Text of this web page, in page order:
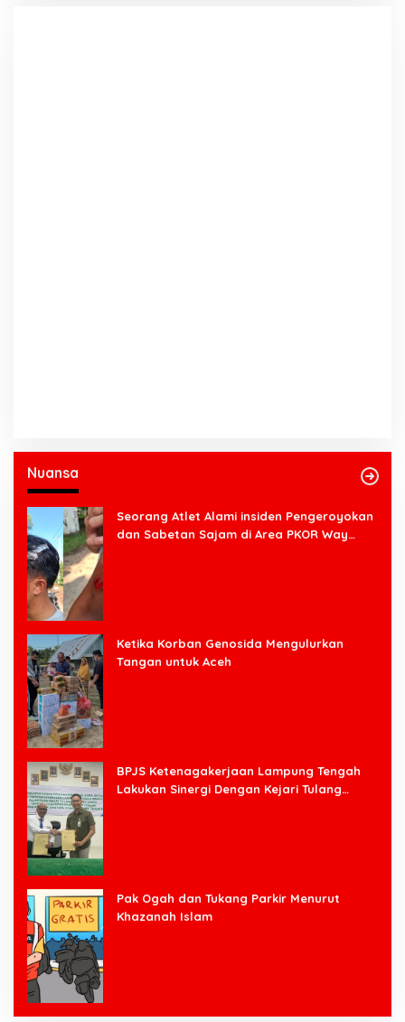
Nuansa
Seorang Atlet Alami insiden Pengeroyokan
dan Sabetan Sajam di Area PKOR Way
Ketika Korban Genosida Mengulurkan
Tangan untuk Aceh
BPJS Ketenagakerjaan Lampung Tengah
Lakukan Sinergi Dengan Kejari Tulang
Pak Ogah dan Tukang Parkir Menurut
Khazanah Islam